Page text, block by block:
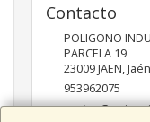
Contacto
POLIGONO
PARCELA 19
23009JAEN,Jaén
953962075